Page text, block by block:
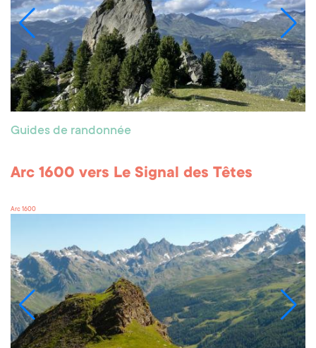
Guides de randonnée
Arc 1600 vers Le Signal des Têtes
Arc 1600